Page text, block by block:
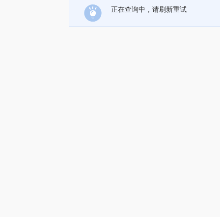
正在查询中，请刷新重试